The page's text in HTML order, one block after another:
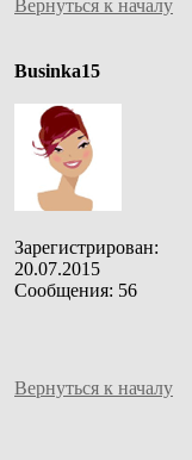
Вернуться к началу
Businka15
Зарегистрирован:
20.07.2015
Сообщения: 56
Вернуться к началу